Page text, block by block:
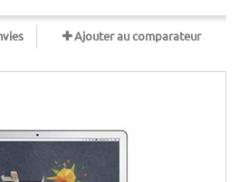
Ajouter au comparateur